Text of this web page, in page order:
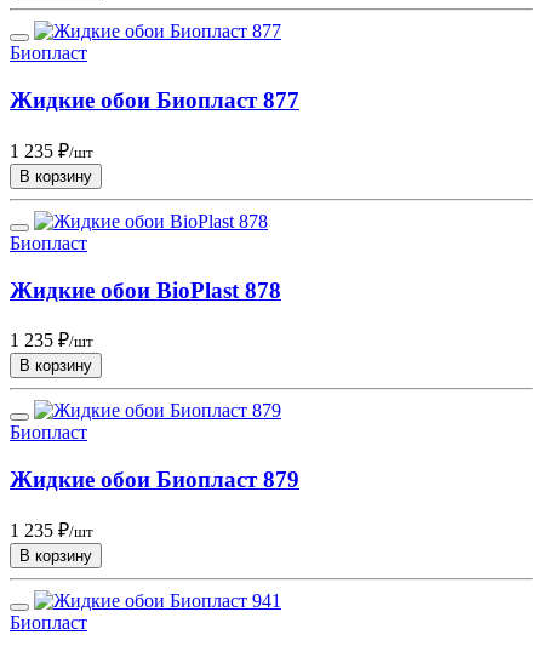
Биопласт
Жидкие обои Биопласт 877
1 235 ₽/шт
В корзину
Биопласт
Жидкие обои BioPlast 878
1 235 ₽/шт
В корзину
Биопласт
Жидкие обои Биопласт 879
1 235 ₽/шт
В корзину
Биопласт